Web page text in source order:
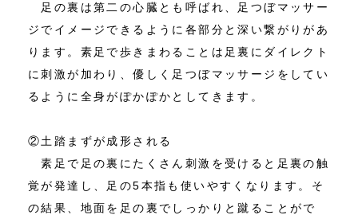
足の裏は第二の心臓とも呼ばれ、足つぼマッサー
ジでイメージできるように各部分と深い繋がりがあ
ります。素足で歩きまわることは足裏にダイレクト
に刺激が加わり、優しく足つぼマッサージをしてい
るように全身がぽかぽかとしてきます。
②土踏まずが成形される
素足で足の裏にたくさん刺激を受けると足裏の触
覚が発達し、足の5本指も使いやすくなります。そ
の結果、地面を足の裏でしっかりと蹴ることがで